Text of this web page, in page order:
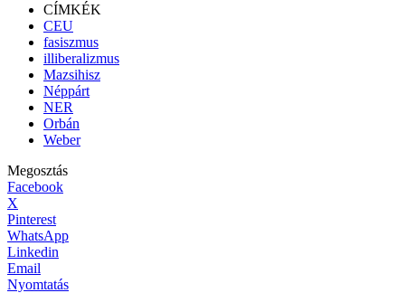
CÍMKÉK
CEU
fasiszmus
illiberalizmus
Mazsihisz
Néppárt
NER
Orbán
Weber
Megosztás
Facebook
X
Pinterest
WhatsApp
Linkedin
Email
Nyomtatás